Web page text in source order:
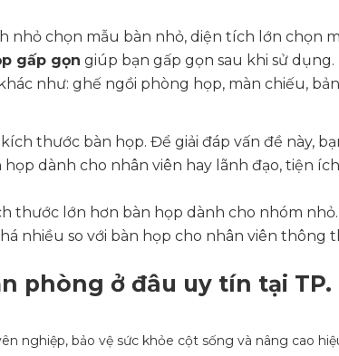
nhỏ chọn mẫu bàn nhỏ, diện tích lớn chọn
gấp gọn giúp bạn gấp gọn sau khi sử dụng.
như: ghế ngồi phòng họp, màn chiếu,
thước bàn họp. Để giải đáp vấn đề này,
dành cho nhân viên hay lãnh đạo, tiện
thước lớn hơn bàn họp dành cho nhóm
nhiều so với bàn họp cho nhân viên thông
phòng ở đâu uy tín tại TP.
nghiệp, bảo vệ sức khỏe cột sống và nâng cao